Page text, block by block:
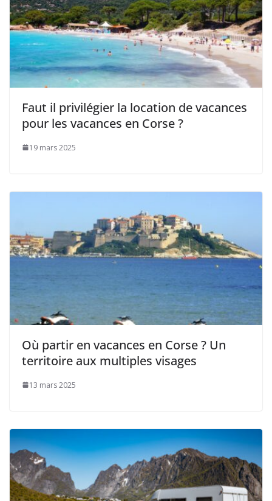
Faut il privilégier la location de vacances
pour les vacances en Corse ?
19 mars 2025
Où partir en vacances en Corse ? Un
territoire aux multiples visages
13 mars 2025